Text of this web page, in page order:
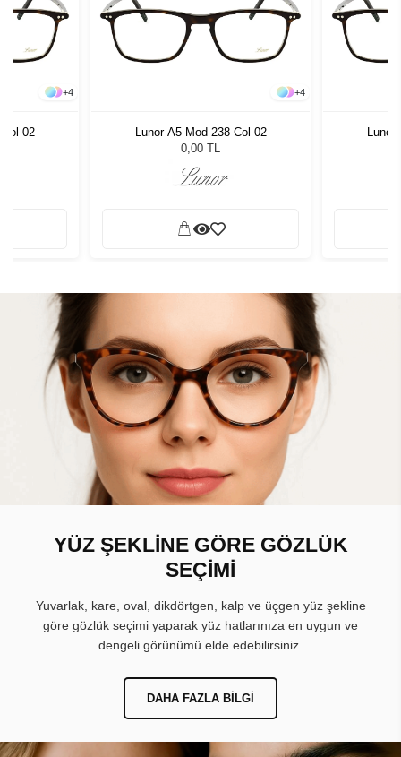
+4
02
+4
Lunor A5 Mod 238 Col 02
0,00 TL
Lunor
YÜZ ŞEKLİNE GÖRE GÖZLÜK
SEÇİMİ
Yuvarlak, kare, oval, dikdörtgen, kalp ve üçgen yüz şekline
göre gözlük seçimi yaparak yüz hatlarınıza en uygun ve
dengeli görünümü elde edebilirsiniz.
DAHA FAZLA BILGI